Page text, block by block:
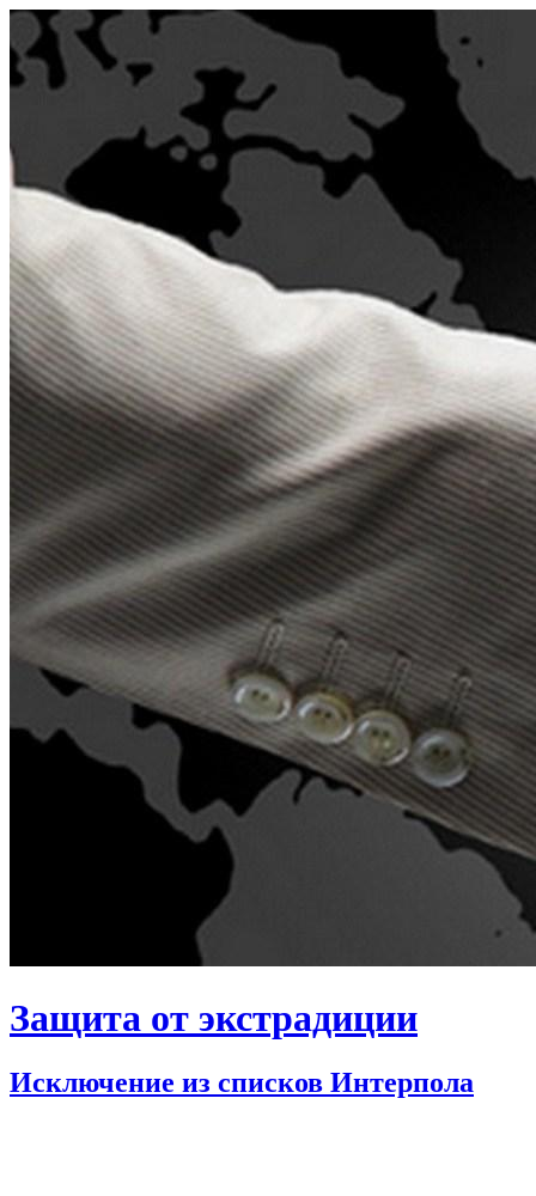
Защита от экстрадиции
Исключение из списков Интерпола